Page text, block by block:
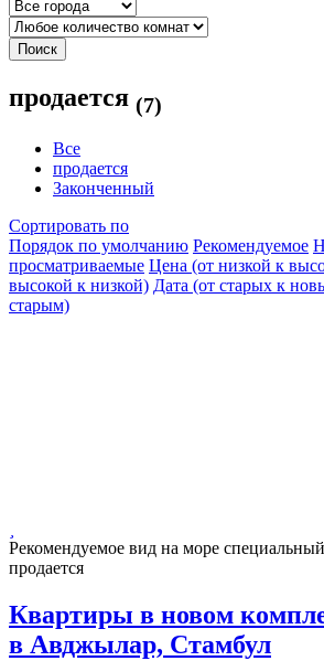
Поиск
продается (7)
Все
продается
Законченный
Сортировать по
Порядок по умолчанию Рекомендуемое
просматриваемые Цена (от низкой к
высокой к низкой) Дата (от старых к
старым)
Рекомендуемое вид на море
продается
Квартиры в новом
в Авджылар, Стамбул